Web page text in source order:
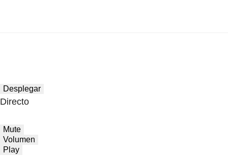
Desplegar
Directo
Mute
Volumen
Play